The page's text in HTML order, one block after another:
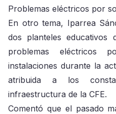
Problemas eléctricos por
En otro tema, Iparrea
dos planteles educativos
problemas eléctricos
instalaciones durante la
atribuida a los
infraestructura de la CFE.
Comentó que el pasado